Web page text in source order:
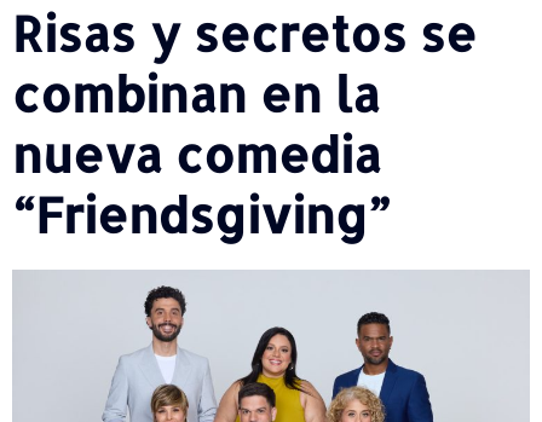
Risas y secretos se
combinan en la
nueva comedia
“Friendsgiving”